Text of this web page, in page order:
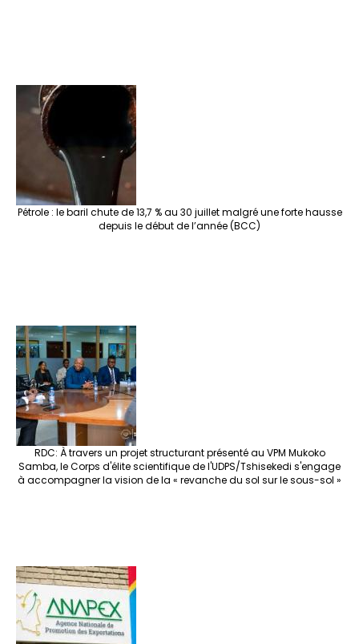
Pétrole : le baril chute de 13,7 % au 30 juillet malgré une forte hausse
depuis le début de l’année (BCC)
RDC: À travers un projet structurant présenté au VPM Mukoko
Samba, le Corps d'élite scientifique de l'UDPS/Tshisekedi s'engage
à accompagner la vision de la « revanche du sol sur le sous-sol »